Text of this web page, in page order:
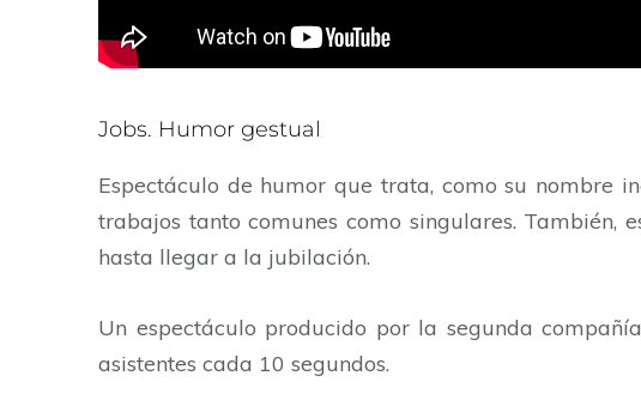
Jobs. Humor gestual
Espectáculo de humor que trata, como su nombre
trabajos tanto comunes como singulares. También,
hasta llegar a la jubilación.
Un espectáculo producido por la segunda
asistentes cada 10 segundos.